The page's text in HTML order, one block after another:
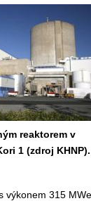
reaktorem v
1 (zdroj KHNP).
výkonem 315 MWe,